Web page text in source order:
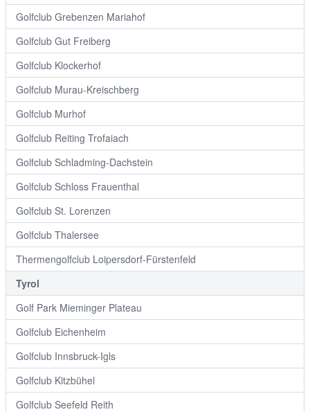
Golfclub Grebenzen Mariahof
Golfclub Gut Freiberg
Golfclub Klockerhof
Golfclub Murau-Kreischberg
Golfclub Murhof
Golfclub Reiting Trofaiach
Golfclub Schladming-Dachstein
Golfclub Schloss Frauenthal
Golfclub St. Lorenzen
Golfclub Thalersee
Thermengolfclub Loipersdorf-Fürstenfeld
Tyrol
Golf Park Mieminger Plateau
Golfclub Eichenheim
Golfclub Innsbruck-Igls
Golfclub Kitzbühel
Golfclub Seefeld Reith